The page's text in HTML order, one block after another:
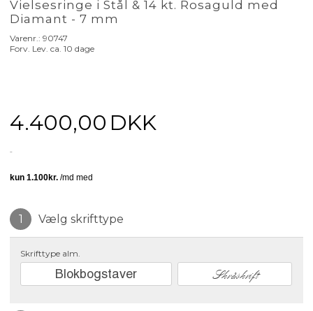
Vielsesringe i Stål & 14 kt. Rosaguld med
Diamant - 7 mm
Varenr.:90747
Forv. Lev. ca. 10 dage
4.400,00 DKK
Vælg skrifttype
Skrifttype alm.
Blokbogstaver Skråskrift